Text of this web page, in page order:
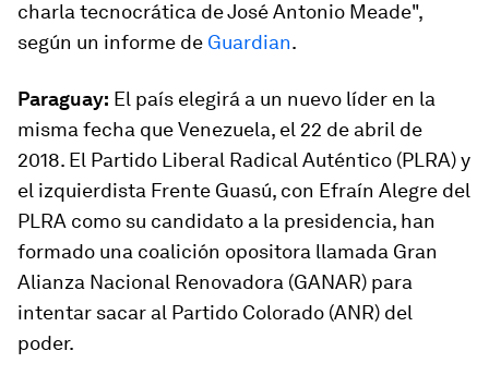
charla tecnocrática de José Antonio Meade",
según un informe de Guardian.
Paraguay: El país elegirá a un nuevo líder en la
misma fecha que Venezuela, el 22 de abril de
2018. El Partido Liberal Radical Auténtico (PLRA) y
el izquierdista Frente Guasú, con Efraín Alegre del
PLRA como su candidato a la presidencia, han
formado una coalición opositora llamada Gran
Alianza Nacional Renovadora (GANAR) para
intentar sacar al Partido Colorado (ANR) del
poder.